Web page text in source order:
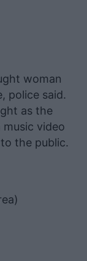
woman
police said.
as the
video
the public.